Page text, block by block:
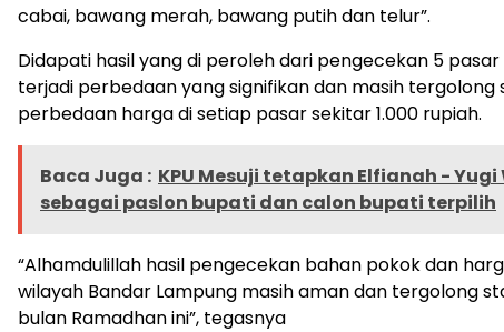
cabai, bawang merah, bawang putih dan telur”.
Didapati hasil yang di peroleh dari pengecekan 5
terjadi perbedaan yang signifikan dan masih tergolong
perbedaan harga di setiap pasar sekitar 1.000 rupiah.
Baca Juga : KPU Mesuji tetapkan Elfianah -
sebagai paslon bupati dan calon bupati terpilih
“Alhamdulillah hasil pengecekan bahan pokok dan
wilayah Bandar Lampung masih aman dan tergolong
bulan Ramadhan ini”, tegasnya